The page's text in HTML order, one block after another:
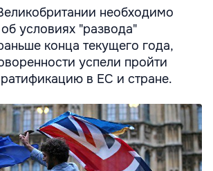
необходимо
условиях "развода"
конца текущего года,
успели пройти
в ЕС и стране.